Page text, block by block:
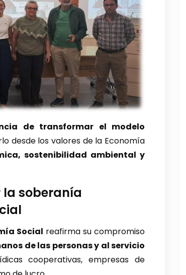
de transformar el modelo
desde los valores de la Economía
sostenibilidad ambiental y
soberanía
Social reafirma su compromiso
de las personas y al servicio
cooperativas, empresas de